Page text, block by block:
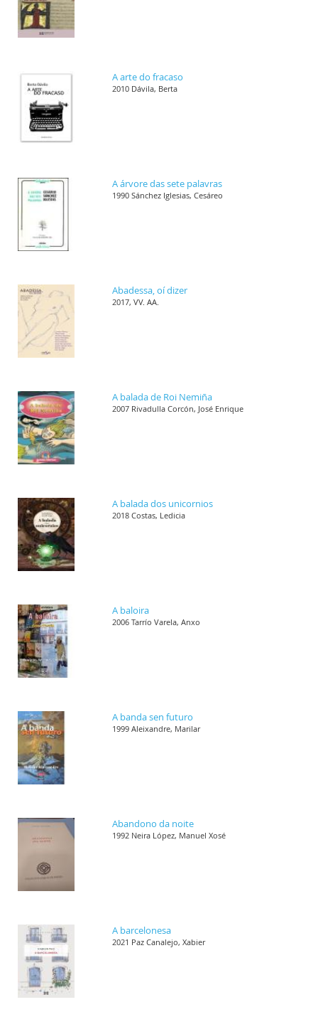
A arte do fracaso
2010 Dávila, Berta
A árvore das sete palavras
1990 Sánchez Iglesias, Cesáreo
Abadessa, oí dizer
2017, VV. AA.
A balada de Roi Nemiña
2007 Rivadulla Corcón, José Enrique
A balada dos unicornios
2018 Costas, Ledicia
A baloira
2006 Tarrío Varela, Anxo
A banda sen futuro
1999 Aleixandre, Marilar
Abandono da noite
1992 Neira López, Manuel Xosé
A barcelonesa
2021 Paz Canalejo, Xabier